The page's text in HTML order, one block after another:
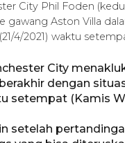
City Phil Foden
gawang Aston Villa
4/2021) waktu
City
dengan
setempat (Kamis
setelah